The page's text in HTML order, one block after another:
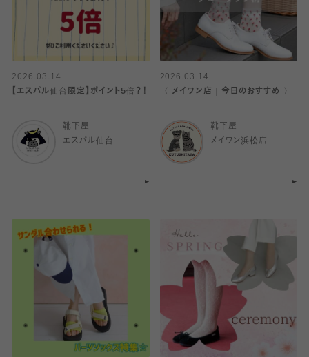
2026.03.14
【エスパル仙台限定】ポイント5倍？！
靴下屋
エスパル仙台
2026.03.14
〈 メイワン店｜今日のおすすめ 〉
靴下屋
メイワン浜松店